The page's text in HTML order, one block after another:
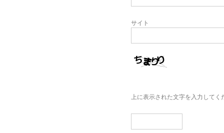
サイト
上に表示された文字を入力してく